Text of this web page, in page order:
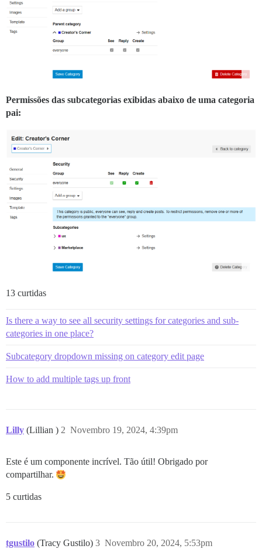
Permissões das subcategorias exibidas abaixo de uma categoria
pai:
13 curtidas
Is there a way to see all security settings for categories and sub-
categories in one place?
Subcategory dropdown missing on category edit page
How to add multiple tags up front
Lilly (Lillian ) Novembro 19, 2024, 4:39pm
2
Este é um componente incrível. Tão útil! Obrigado por
compartilhar.
5 curtidas
tgustilo (Tracy Gustilo) Novembro 20, 2024, 5:53pm
3